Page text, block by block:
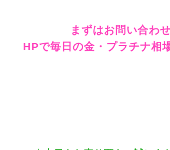
まずはお問い合わ
HPで毎日の金・プラチナ相